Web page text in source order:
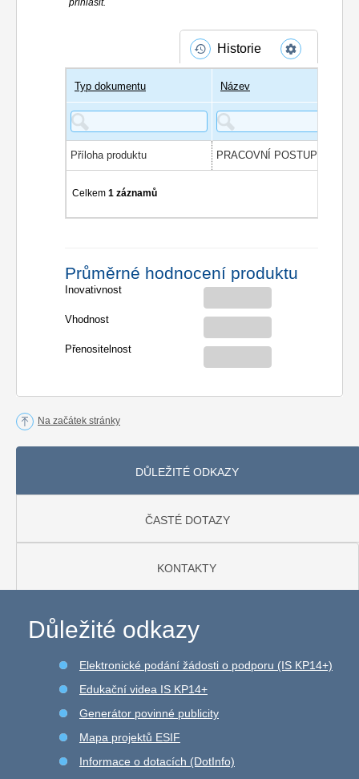
přihlásit.
Historie
Typ dokumentu Název
Příloha produktu
Celkem1 záznamů
Průměrné hodnocení produktu
Inovativnost
Vhodnost
Přenositelnost
Na začátek stránky
DŮLEŽITÉ ODKAZY
ČASTÉ DOTAZY
KONTAKTY
Důležité odkazy
Elektronické podání žádosti o podporu (IS KP14+)
Edukační videa IS KP14+
Generátor povinné publicity
Mapa projektů ESIF
Informace o dotacích (DotInfo)